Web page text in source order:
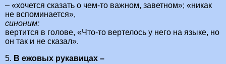
– «хочется сказать о чем-то важном, заветном»; «никак
не вспоминается»,
синоним:
вертится в голове, «Что-то вертелось у него на языке, но
он так и не сказал».
5. В ежовых рукавицах –